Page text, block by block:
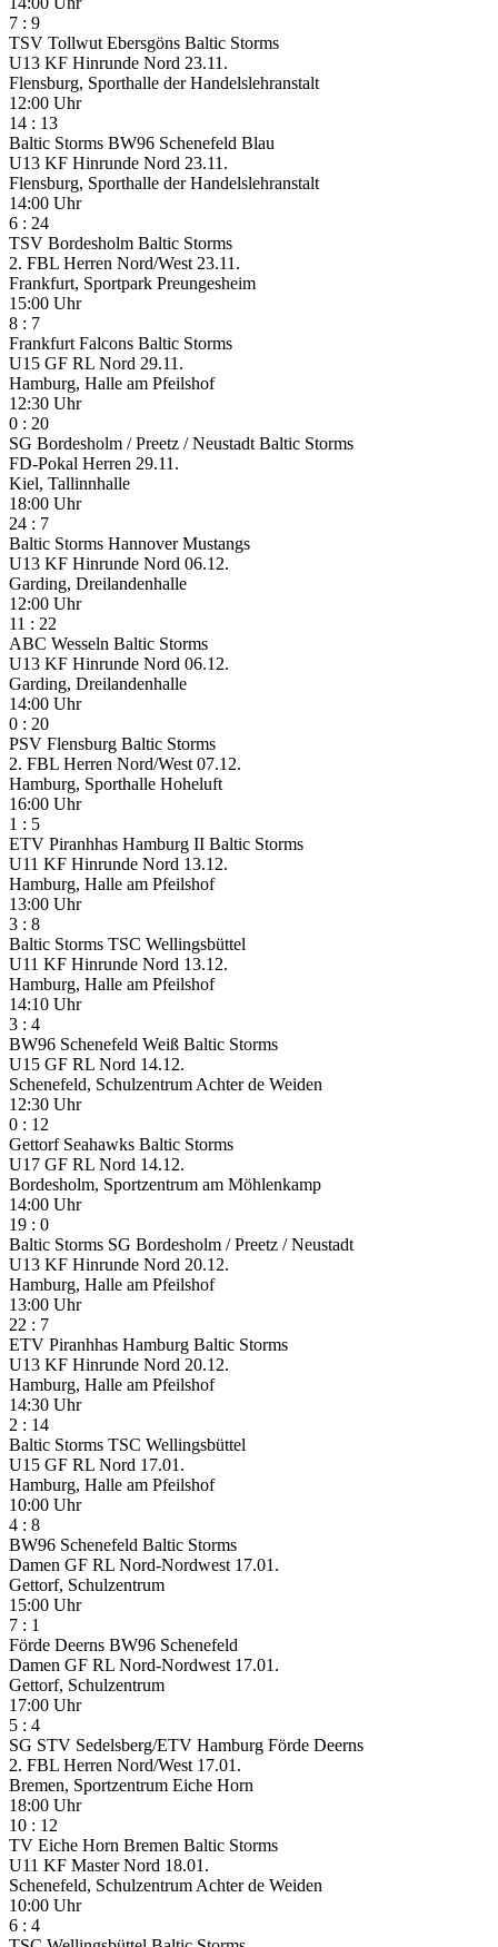
7 : 9
TSV Tollwut Ebersgöns Baltic Storms
U13 KF Hinrunde Nord 23.11.
Flensburg, Sporthalle der Handelslehranstalt
12:00 Uhr
14 : 13
Baltic Storms BW96 Schenefeld Blau
U13 KF Hinrunde Nord 23.11.
Flensburg, Sporthalle der Handelslehranstalt
14:00 Uhr
6 : 24
TSV Bordesholm Baltic Storms
2. FBL Herren Nord/West 23.11.
Frankfurt, Sportpark Preungesheim
15:00 Uhr
8 : 7
Frankfurt Falcons Baltic Storms
U15 GF RL Nord 29.11.
Hamburg, Halle am Pfeilshof
12:30 Uhr
0 : 20
SG Bordesholm / Preetz / Neustadt Baltic Storms
FD-Pokal Herren 29.11.
Kiel, Tallinnhalle
18:00 Uhr
24 : 7
Baltic Storms Hannover Mustangs
U13 KF Hinrunde Nord 06.12.
Garding, Dreilandenhalle
12:00 Uhr
11 : 22
ABC Wesseln Baltic Storms
U13 KF Hinrunde Nord 06.12.
Garding, Dreilandenhalle
14:00 Uhr
0 : 20
PSV Flensburg Baltic Storms
2. FBL Herren Nord/West 07.12.
Hamburg, Sporthalle Hoheluft
16:00 Uhr
1 : 5
ETV Piranhhas Hamburg II Baltic Storms
U11 KF Hinrunde Nord 13.12.
Hamburg, Halle am Pfeilshof
13:00 Uhr
3 : 8
Baltic Storms TSC Wellingsbüttel
U11 KF Hinrunde Nord 13.12.
Hamburg, Halle am Pfeilshof
14:10 Uhr
3 : 4
BW96 Schenefeld Weiß Baltic Storms
U15 GF RL Nord 14.12.
Schenefeld, Schulzentrum Achter de Weiden
12:30 Uhr
0 : 12
Gettorf Seahawks Baltic Storms
U17 GF RL Nord 14.12.
Bordesholm, Sportzentrum am Möhlenkamp
14:00 Uhr
19 : 0
Baltic Storms SG Bordesholm / Preetz / Neustadt
U13 KF Hinrunde Nord 20.12.
Hamburg, Halle am Pfeilshof
13:00 Uhr
22 : 7
ETV Piranhhas Hamburg Baltic Storms
U13 KF Hinrunde Nord 20.12.
Hamburg, Halle am Pfeilshof
14:30 Uhr
2 : 14
Baltic Storms TSC Wellingsbüttel
U15 GF RL Nord 17.01.
Hamburg, Halle am Pfeilshof
10:00 Uhr
4 : 8
BW96 Schenefeld Baltic Storms
Damen GF RL Nord-Nordwest 17.01.
Gettorf, Schulzentrum
15:00 Uhr
7 : 1
Förde Deerns BW96 Schenefeld
Damen GF RL Nord-Nordwest 17.01.
Gettorf, Schulzentrum
17:00 Uhr
5 : 4
SG STV Sedelsberg/ETV Hamburg Förde Deerns
2. FBL Herren Nord/West 17.01.
Bremen, Sportzentrum Eiche Horn
18:00 Uhr
10 : 12
TV Eiche Horn Bremen Baltic Storms
U11 KF Master Nord 18.01.
Schenefeld, Schulzentrum Achter de Weiden
10:00 Uhr
6 : 4